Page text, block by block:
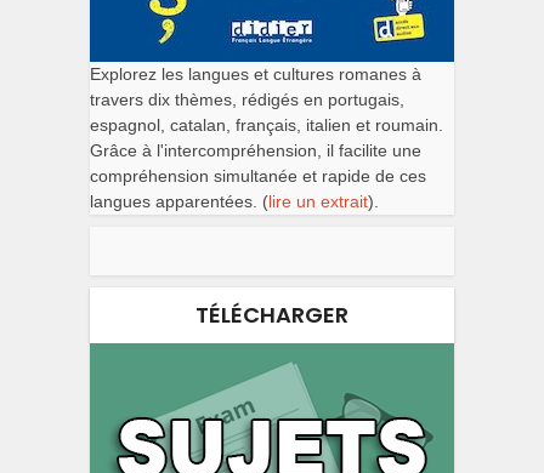
Explorez les langues et cultures romanes à
travers dix thèmes, rédigés en portugais,
espagnol, catalan, français, italien et roumain.
Grâce à l'intercompréhension, il facilite une
compréhension simultanée et rapide de ces
langues apparentées. (lire un extrait).
TÉLÉCHARGER